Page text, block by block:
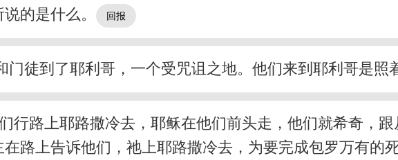
的是什么。
门徒到了耶利哥，一个受咒诅之地。他们来到耶利哥是照
行路上耶路撒冷去，耶稣在他们前头走，他们就希奇，
路上告诉他们，祂上耶路撒冷去，为要完成包罗万有的